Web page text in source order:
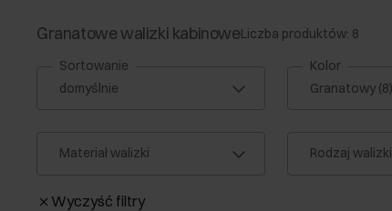
Granatowe walizki kabinoweLiczba produktów: 8
Sortowanie
Kolor
Materiał walizki Rodzaj walizki
Wyczyść filtry